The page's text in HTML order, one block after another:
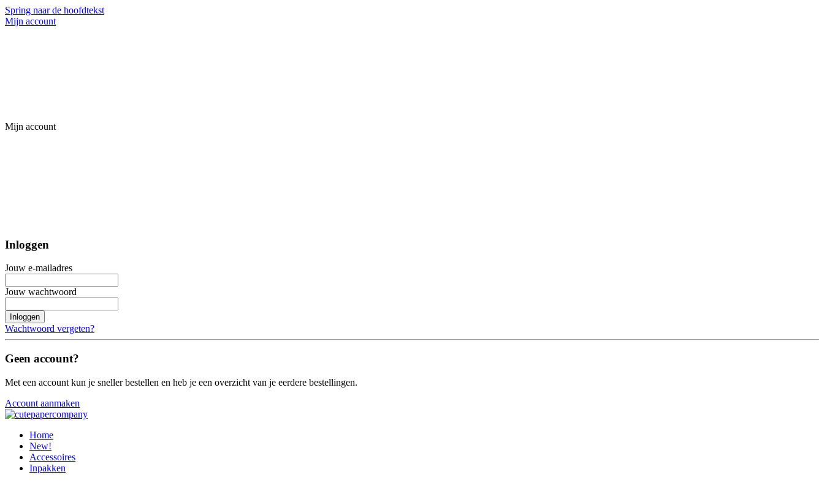
Spring naar de hoofdtekst
Mijn account
Mijn account
Inloggen
Jouw e-mailadres
Jouw wachtwoord
Inloggen
Wachtwoord vergeten?
Geen account?
Met een account kun je sneller bestellen en heb je een overzicht van je eerdere bestellingen.
Account aanmaken
Home
New!
Accessoires
Inpakken